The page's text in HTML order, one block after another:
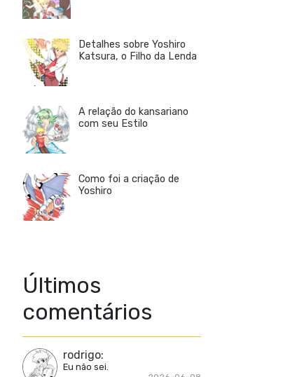
Detalhes sobre Yoshiro
Katsura, o Filho da Lenda
A relação do kansariano
com seu Estilo
Como foi a criação de
Yoshiro
Últimos
comentários
rodrigo:
Eu não sei.